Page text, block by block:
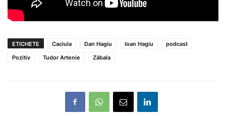
ETICHETE Caciula Dan Hagiu Ioan Hagiu
podcast
Pozitiv
Tudor Artenie Zăbala